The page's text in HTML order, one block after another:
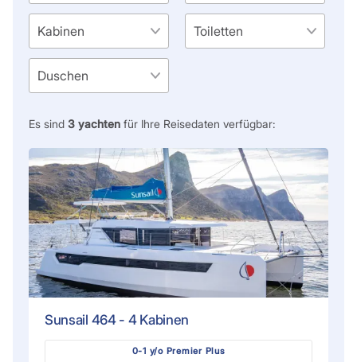
Es sind 3yachtenfür Ihre Reisedaten verfügbar:
Sunsail 464 - 4 Kabinen
0-1 y/o Premier Plus